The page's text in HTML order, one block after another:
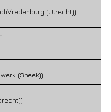
(Utrecht))
(Sneek))